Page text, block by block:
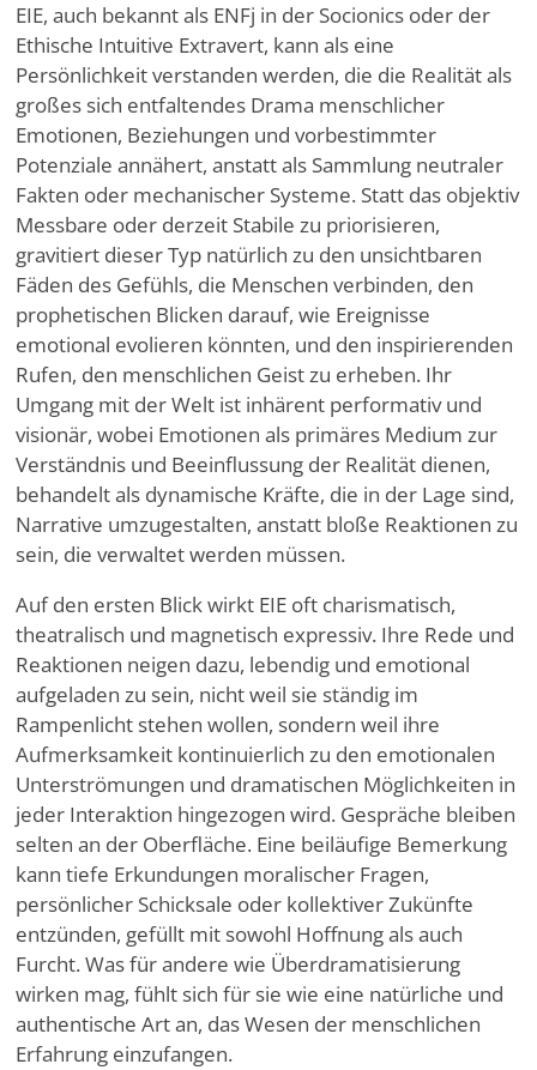
EIE, auch bekannt als ENFj in der Socionics oder der
Ethische Intuitive Extravert, kann als eine
Persönlichkeit verstanden werden, die die Realität als
großes sich entfaltendes Drama menschlicher
Emotionen, Beziehungen und vorbestimmter
Potenziale annähert, anstatt als Sammlung neutraler
Fakten oder mechanischer Systeme. Statt das objektiv
Messbare oder derzeit Stabile zu priorisieren,
gravitiert dieser Typ natürlich zu den unsichtbaren
Fäden des Gefühls, die Menschen verbinden, den
prophetischen Blicken darauf, wie Ereignisse
emotional evolieren könnten, und den inspirierenden
Rufen, den menschlichen Geist zu erheben. Ihr
Umgang mit der Welt ist inhärent performativ und
visionär, wobei Emotionen als primäres Medium zur
Verständnis und Beeinflussung der Realität dienen,
behandelt als dynamische Kräfte, die in der Lage sind,
Narrative umzugestalten, anstatt bloße Reaktionen zu
sein, die verwaltet werden müssen.
Auf den ersten Blick wirkt EIE oft charismatisch,
theatralisch und magnetisch expressiv. Ihre Rede und
Reaktionen neigen dazu, lebendig und emotional
aufgeladen zu sein, nicht weil sie ständig im
Rampenlicht stehen wollen, sondern weil ihre
Aufmerksamkeit kontinuierlich zu den emotionalen
Unterströmungen und dramatischen Möglichkeiten in
jeder Interaktion hingezogen wird. Gespräche bleiben
selten an der Oberfläche. Eine beiläufige Bemerkung
kann tiefe Erkundungen moralischer Fragen,
persönlicher Schicksale oder kollektiver Zukünfte
entzünden, gefüllt mit sowohl Hoffnung als auch
Furcht. Was für andere wie Überdramatisierung
wirken mag, fühlt sich für sie wie eine natürliche und
authentische Art an, das Wesen der menschlichen
Erfahrung einzufangen.